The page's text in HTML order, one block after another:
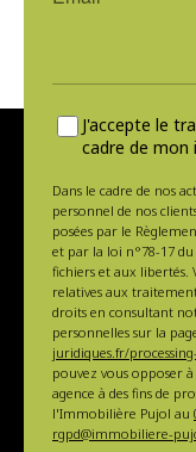
J'accepte le
cadre de mon
Dans le cadre de nos
personnel de nos
posées par le
et par la loi n°78-17
fichiers et aux libertés.
relatives aux
droits en consultant
personnelles sur la
juridiques.fr/
pouvez vous opposer
agence à des fins de
l'Immobilière Pujol au
rgpd@immobiliere-